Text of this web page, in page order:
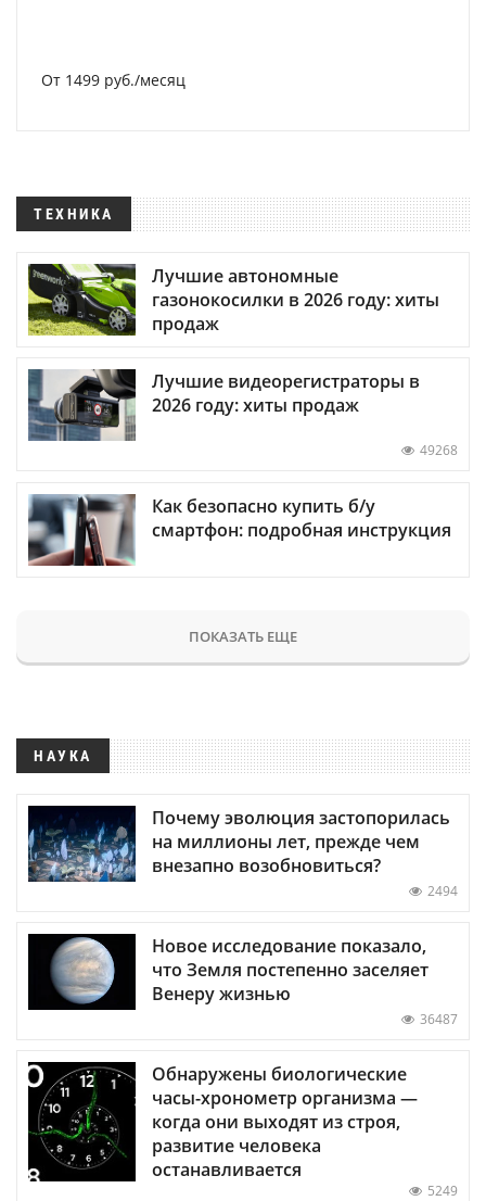
От 1499 руб./месяц
ТЕХНИКА
Лучшие автономные
газонокосилки в 2026 году: хиты
продаж
Лучшие видеорегистраторы в
2026 году: хиты продаж
49268
Как безопасно купить б/у
смартфон: подробная инструкция
ПОКАЗАТЬ ЕЩЕ
НАУКА
Почему эволюция застопорилась
на миллионы лет, прежде чем
внезапно возобновиться?
2494
Новое исследование показало,
что Земля постепенно заселяет
Венеру жизнью
36487
Обнаружены биологические
часы-хронометр организма —
когда они выходят из строя,
развитие человека
останавливается
5249